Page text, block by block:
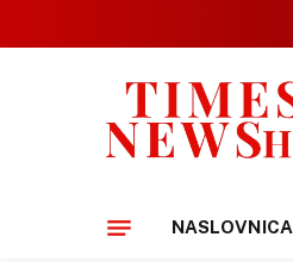
NASLOVNICA